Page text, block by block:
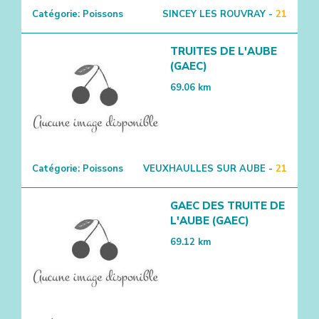
Catégorie: Poissons SINCEY LES ROUVRAY - 21
TRUITES DE L'AUBE
(GAEC)
69.06 km
Catégorie: Poissons VEUXHAULLES SUR AUBE - 21
GAEC DES TRUITE DE
L'AUBE (GAEC)
69.12 km